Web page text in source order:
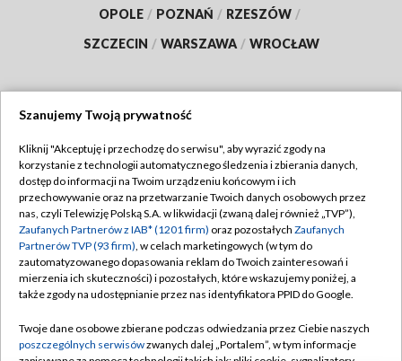
OPOLE / POZNAŃ / RZESZÓW /
SZCZECIN / WARSZAWA / WROCŁAW
TVP
Abonament TVP
Emisja w TVP
Centrum informacji TVP
Naziemna Telewizja Cyfrowa
Rada Programowa
Regulamin TVP
Polityka prywatności
Moje zgody
Pomoc
Kontakt
Szanujemy Twoją prywatność
Kliknij "Akceptuję i przechodzę do serwisu", aby wyrazić zgody na
korzystanie z technologii automatycznego śledzenia i zbierania danych,
dostęp do informacji na Twoim urządzeniu końcowym i ich
przechowywanie oraz na przetwarzanie Twoich danych osobowych przez
nas, czyli Telewizję Polską S.A. w likwidacji (zwaną dalej również „TVP”),
Zaufanych Partnerów z IAB* (1201 firm) oraz pozostałych Zaufanych
Partnerów TVP (93 firm), w celach marketingowych (w tym do
zautomatyzowanego dopasowania reklam do Twoich zainteresowań i
mierzenia ich skuteczności) i pozostałych, które wskazujemy poniżej, a
także zgody na udostępnianie przez nas identyfikatora PPID do Google.
Twoje dane osobowe zbierane podczas odwiedzania przez Ciebie naszych
poszczególnych serwisówzwanych dalej „Portalem”, w tym informacje